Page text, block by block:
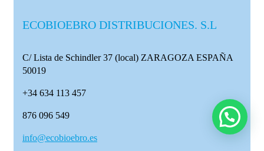
ECOBIOEBRO DISTRIBUCIONES. S.L
C/ Lista de Schindler 37 (local) ZARAGOZA ESPAÑA
50019
+34 634 113 457
876 096 549
info@ecobioebro.es